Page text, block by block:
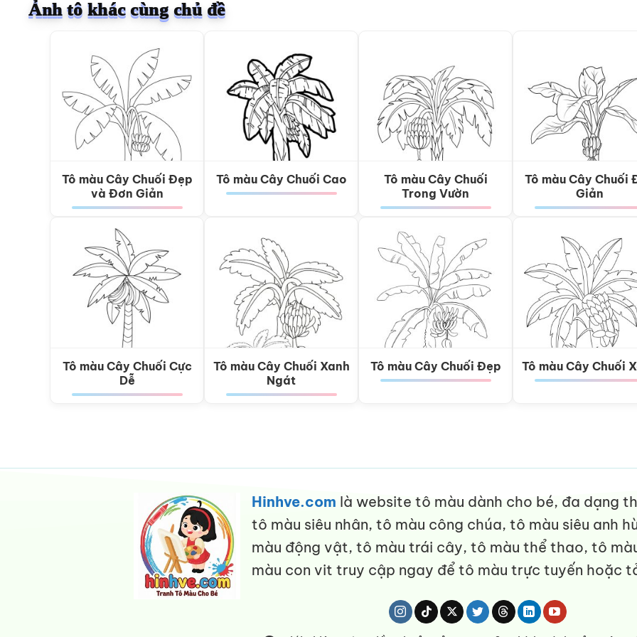
Ảnh tô khác cùng chủ đề
Tô màu Cây Chuối Đẹp
và Đơn Giản
Tô màu Cây Chuối Cao
Tô màu Cây Chuối
Trong Vườn
Tô màu Cây Chuối
Giản
Tô màu Cây Chuối Cực
Dễ
Tô màu Cây Chuối Xanh
Ngát
Tô màu Cây Chuối Đẹp Tô màu Cây Chuối
Hinhve.com là website tô màu dành cho bé, đa dạng
tô màu siêu nhân, tô màu công chúa, tô màu siêu anh
màu động vật, tô màu trái cây, tô màu thể thao, tô
màu con vit truy cập ngay để tô màu trực tuyến hoặc